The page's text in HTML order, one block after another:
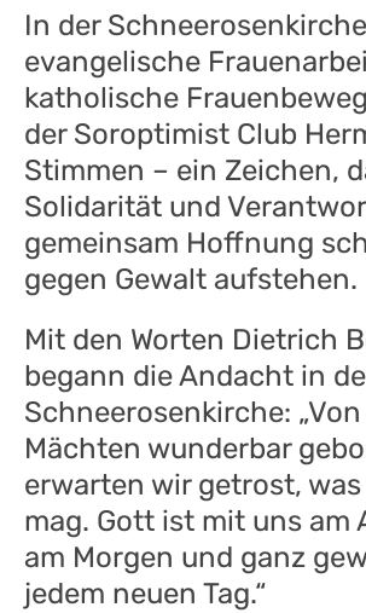
In der
evangelische
katholische
der Soroptimist Club
Stimmen – ein Zeichen,
Solidarität und
gemeinsam Hoffnung
gegen Gewalt aufstehen.
Mit den Worten Dietrich
begann die Andacht in
Schneerosenkirche:
Mächten wunderbar
erwarten wir getrost,
mag. Gott ist mit uns am
am Morgen und ganz
jedem neuen Tag.“